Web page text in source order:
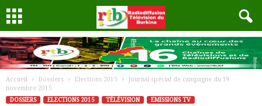
Accueil Dossiers Elections 2015
Journal spécial de campagne du 19
novembre 2015
DOSSIERS
ELECTIONS 2015 TÉLÉVISION EMISSIONS TV